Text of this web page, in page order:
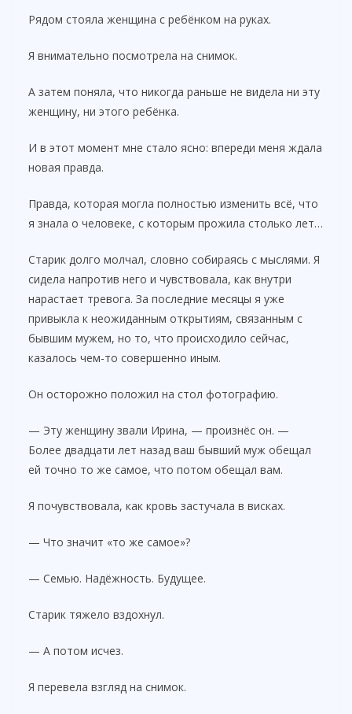
Рядом стояла женщина с ребёнком на руках.
Я внимательно посмотрела на снимок.
А затем поняла, что никогда раньше не видела ни эту
женщину, ни этого ребёнка.
И в этот момент мне стало ясно: впереди меня ждала
новая правда.
Правда, которая могла полностью изменить всё, что
я знала о человеке, с которым прожила столько лет…
Старик долго молчал, словно собираясь с мыслями. Я
сидела напротив него и чувствовала, как внутри
нарастает тревога. За последние месяцы я уже
привыкла к неожиданным открытиям, связанным с
бывшим мужем, но то, что происходило сейчас,
казалось чем-то совершенно иным.
Он осторожно положил на стол фотографию.
— Эту женщину звали Ирина, — произнёс он. —
Более двадцати лет назад ваш бывший муж обещал
ей точно то же самое, что потом обещал вам.
Я почувствовала, как кровь застучала в висках.
— Что значит «то же самое»?
— Семью. Надёжность. Будущее.
Старик тяжело вздохнул.
— А потом исчез.
Я перевела взгляд на снимок.